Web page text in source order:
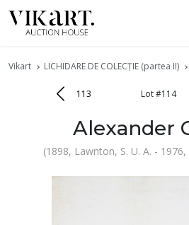
Vikart LICHIDARE DE COLECȚIE (partea II)
113 Lot #114
Alexander
(1898, Lawnton, S. U. A. -